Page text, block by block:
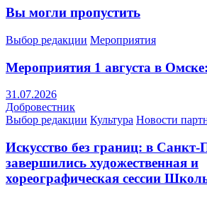
Вы могли пропустить
Выбор редакции Мероприятия
Мероприятия 1 августа в
31.07.2026
Добровестник
Выбор редакции Культура Новости
Искусство без границ: в Санкт-
завершились художественная и
хореографическая сессии